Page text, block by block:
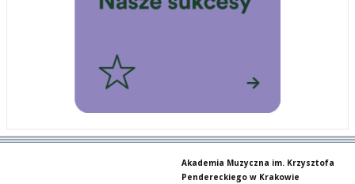
Akademia Muzyczna im. Krzysztofa
Pendereckiego w Krakowie